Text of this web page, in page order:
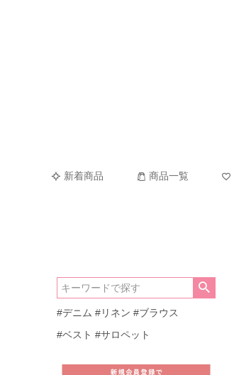
新着商品 商品一覧
#デニム #リネン #ブラウス
#ベスト #サロペット